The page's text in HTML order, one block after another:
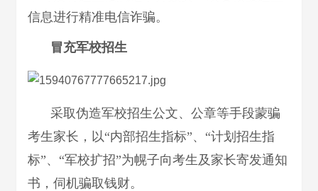
信息进行精准电信诈骗。
冒充军校招生
采取伪造军校招生公文、公章等手段蒙骗
考生家长，以“内部招生指标”、“计划招生指
标”、“军校扩招”为幌子向考生及家长寄发通知
书，伺机骗取钱财。